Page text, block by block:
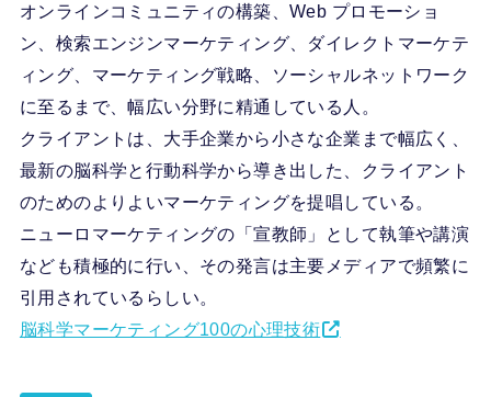
オンラインコミュニティの構築、Web プロモーショ
ン、検索エンジンマーケティング、ダイレクトマーケテ
ィング、マーケティング戦略、ソーシャルネットワーク
に至るまで、幅広い分野に精通している人。
クライアントは、大手企業から小さな企業まで幅広く、
最新の脳科学と行動科学から導き出した、クライアント
のためのよりよいマーケティングを提唱している。
ニューロマーケティングの「宣教師」として執筆や講演
なども積極的に行い、その発言は主要メディアで頻繁に
引用されているらしい。
脳科学マーケティング100の心理技術